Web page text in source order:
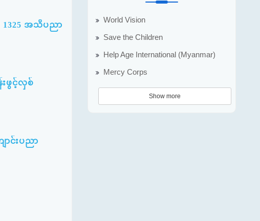
1325 အသိပညာ
းဖွင့်လှစ်
ာင်းပညာ
World Vision
Save the Children
Help Age International (Myanmar)
Mercy Corps
Show more